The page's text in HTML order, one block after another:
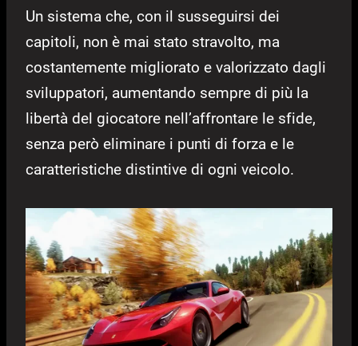
Un sistema che, con il susseguirsi dei
capitoli, non è mai stato stravolto, ma
costantemente migliorato e valorizzato dagli
sviluppatori, aumentando sempre di più la
libertà del giocatore nell’affrontare le sfide,
senza però eliminare i punti di forza e le
caratteristiche distintive di ogni veicolo.